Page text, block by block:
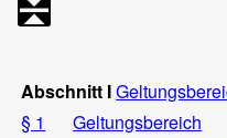
Abschnitt I
§ 1
Geltungsbereich